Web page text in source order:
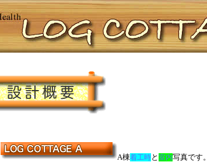
A棟着工時と 室内写真です。